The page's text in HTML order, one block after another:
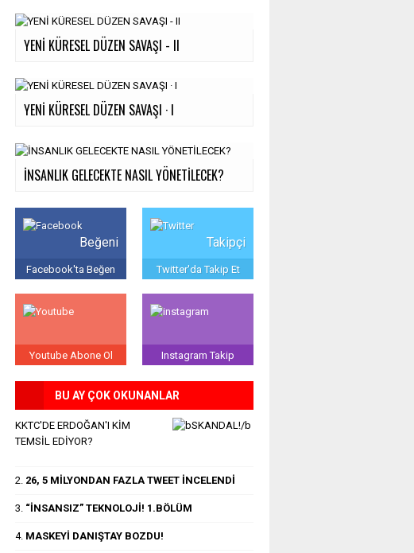
YENİ KÜRESEL DÜZEN SAVAŞI - II
YENİ KÜRESEL DÜZEN SAVAŞI · I
İNSANLIK GELECEKTE NASIL YÖNETİLECEK?
Beğeni
Facebook'ta Beğen
Takipçi
Twitter'da Takip Et
Youtube Abone Ol Instagram Takip
BU AY ÇOK OKUNANLAR
KKTC'DE ERDOĞAN'I KİM
TEMSİL EDİYOR?
2. 26, 5 MİLYONDAN FAZLA TWEET İNCELENDİ
3. “İNSANSIZ” TEKNOLOJİ! 1.BÖLÜM
4. MASKEYİ DANIŞTAY BOZDU!